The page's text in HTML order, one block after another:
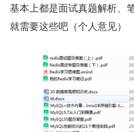
基本上都是面试真题解析、
就需要这些吧（个人意见）